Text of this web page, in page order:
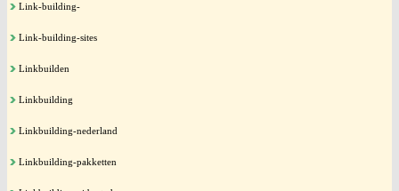
Link-building-
Link-building-sites
Linkbuilden
Linkbuilding
Linkbuilding-nederland
Linkbuilding-pakketten